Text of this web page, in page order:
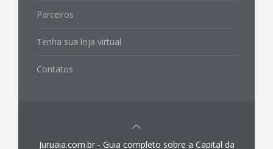
Parceiros
Tenha sua loja virtual
Contatos
Juruaia.com.br - Guia completo sobre a Capital da